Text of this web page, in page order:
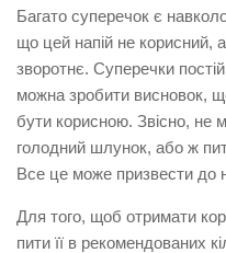
Багато суперечок є
що цей напій не корисний,
зворотнє. Суперечки
можна зробити висновок,
бути корисною. Звісно, не
голодний шлунок, або ж
Все це може призвести до
Для того, щоб отримати
пити її в рекомендованих